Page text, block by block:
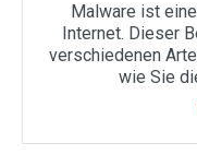
Malware ist
Internet. Dieser
verschiedenen
wie Sie